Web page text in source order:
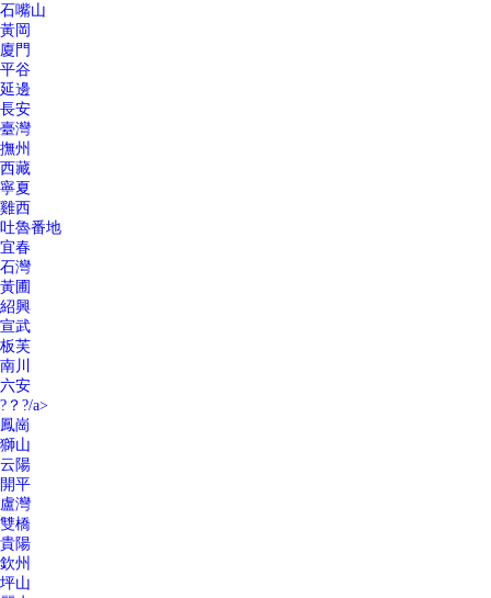
石嘴山
黃岡
廈門
平谷
延邊
長安
臺灣
撫州
西藏
寧夏
雞西
吐魯番地
宜春
石灣
黃圃
紹興
宣武
板芙
南川
六安
?？?/a>
鳳崗
獅山
云陽
開平
盧灣
雙橋
貴陽
欽州
坪山